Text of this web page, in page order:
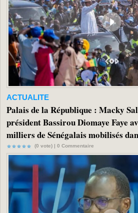
ACTUALITE
Palais de la République : Macky
président Bassirou Diomaye Faye
milliers de Sénégalais mobilisés
(0 vote) | 0 Commentaire